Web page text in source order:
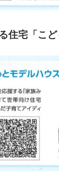
住宅「こど